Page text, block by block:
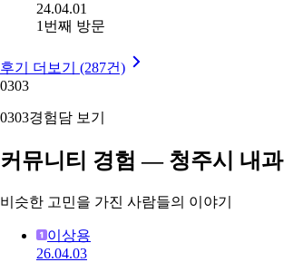
24.04.01
1번째 방문
후기 더보기 (287건)
0303
0303경험담 보기
커뮤니티 경험 — 청주시 내과
비슷한 고민을 가진 사람들의 이야기
이상용
26.04.03